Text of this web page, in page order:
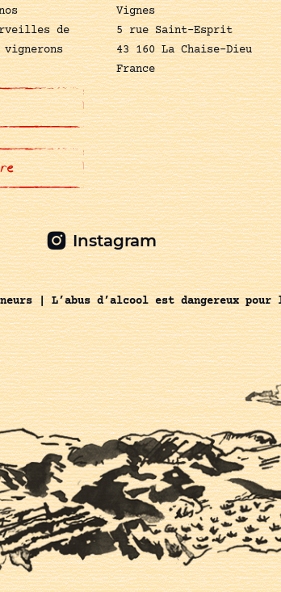
de
Vignes
5 rue Saint-Esprit
43 160 La Chaise-Dieu
France
Instagram
| L’abus d’alcool est dangereux pour